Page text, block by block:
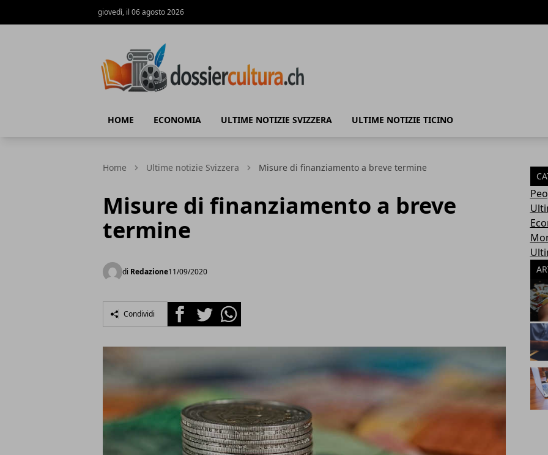
giovedì, il 06 agosto 2026
HOME ECONOMIA ULTIME NOTIZIE SVIZZERA ULTIME NOTIZIE TICINO
Home Ultime notizie Svizzera Misure di finanziamento a breve termine
Misure di finanziamento a breve
termine
di Redazione11/09/2020
Condividi FacebookTwitterWhatsapp